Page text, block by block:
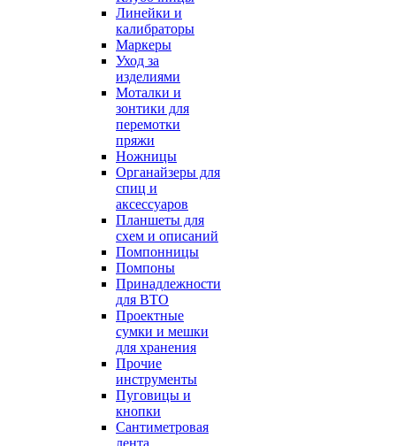
Линейки и
калибраторы
Маркеры
Уход за
изделиями
Моталки и
зонтики для
перемотки
пряжи
Ножницы
Органайзеры для
спиц и
аксессуаров
Планшеты для
схем и описаний
Помпонницы
Помпоны
Принадлежности
для ВТО
Проектные
сумки и мешки
для хранения
Прочие
инструменты
Пуговицы и
кнопки
Сантиметровая
лента